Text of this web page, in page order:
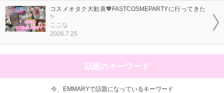
コスメオタク大歓喜💖FASTCOSMEPARTYに行ってきた
✨
ここな
2026.7.25
話題のキーワード
今、EMMARYで話題になっているキーワード